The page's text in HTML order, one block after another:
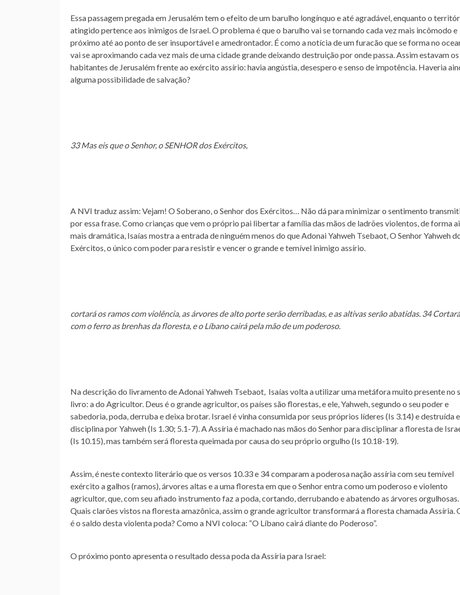
Essa passagem pregada em Jerusalém tem o efeito de um barulho longínquo e até agradável, enquanto o
atingido pertence aos inimigos de Israel. O problema é que o barulho vai se tornando cada vez mais incômodo e
próximo até ao ponto de ser insuportável e amedrontador. É como a notícia de um furacão que se forma no
vai se aproximando cada vez mais de uma cidade grande deixando destruição por onde passa. Assim estavam os
habitantes de Jerusalém frente ao exército assírio: havia angústia, desespero e senso de impotência. Haveria
alguma possibilidade de salvação?
33 Mas eis que o Senhor, o SENHOR dos Exércitos,
A NVI traduz assim: Vejam! O Soberano, o Senhor dos Exércitos… Não dá para minimizar o sentimento
por essa frase. Como crianças que vem o próprio pai libertar a família das mãos de ladrões violentos, de forma
mais dramática, Isaías mostra a entrada de ninguém menos do que Adonai Yahweh Tsebaot, O Senhor Yahweh
Exércitos, o único com poder para resistir e vencer o grande e temível inimigo assírio.
cortará os ramos com violência, as árvores de alto porte serão derribadas, e as altivas serão abatidas. 34 Cortará
com o ferro as brenhas da floresta, e o Líbano cairá pela mão de um poderoso.
Na descrição do livramento de Adonai Yahweh Tsebaot, Isaías volta a utilizar uma metáfora muito presente no
livro: a do Agricultor. Deus é o grande agricultor, os países são florestas, e ele, Yahweh, segundo o seu poder e
sabedoria, poda, derruba e deixa brotar. Israel é vinha consumida por seus próprios líderes (Is 3.14) e destruída
disciplina por Yahweh (Is 1.30; 5.1-7). A Assíria é machado nas mãos do Senhor para disciplinar a floresta de
(Is 10.15), mas também será floresta queimada por causa do seu próprio orgulho (Is 10.18-19).
Assim, é neste contexto literário que os versos 10.33 e 34 comparam a poderosa nação assíria com seu temível
exército a galhos (ramos), árvores altas e a uma floresta em que o Senhor entra como um poderoso e violento
agricultor, que, com seu afiado instrumento faz a poda, cortando, derrubando e abatendo as árvores orgulhosas.
Quais clarões vistos na floresta amazônica, assim o grande agricultor transformará a floresta chamada Assíria.
é o saldo desta violenta poda? Como a NVI coloca: “O Líbano cairá diante do Poderoso”.
O próximo ponto apresenta o resultado dessa poda da Assíria para Israel: